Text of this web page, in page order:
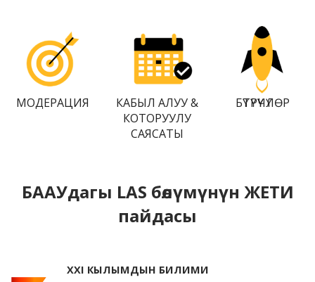
МОДЕРАЦИЯ
КАБЫЛ АЛУУ &
КОТОРУУЛУ
САЯСАТЫ
БҮТҮРҮҮЧҮЛӨР
БААУдагы LAS бөлүмүнүн ЖЕТИ
пайдасы
XXI КЫЛЫМДЫН БИЛИМИ